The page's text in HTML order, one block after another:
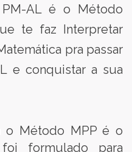
AL é o Método
te faz Interpretar
pra passar
e conquistar a sua
o Método MPP é o
formulado para